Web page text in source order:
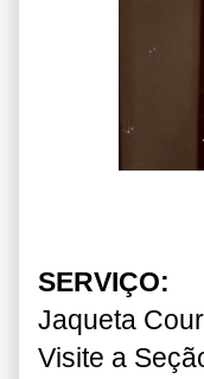
SERVIÇO:
Jaqueta
Visite a